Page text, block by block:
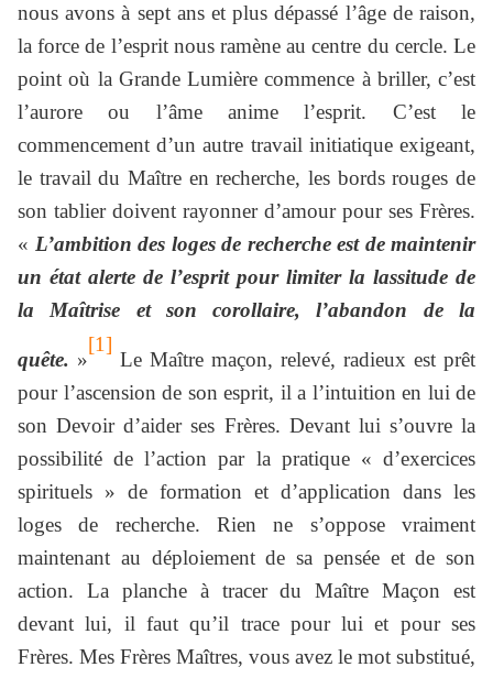
nous avons à sept ans et plus dépassé l’âge de raison,
la force de l’esprit nous ramène au centre du cercle. Le
point où la Grande Lumière commence à briller, c’est
l’aurore ou l’âme anime l’esprit. C’est le
commencement d’un autre travail initiatique exigeant,
le travail du Maître en recherche, les bords rouges de
son tablier doivent rayonner d’amour pour ses Frères.
« L’ambition des loges de recherche est de maintenir
un état alerte de l’esprit pour limiter la lassitude de
la Maîtrise et son corollaire, l’abandon de la
quête. »
[1]
Le Maître maçon, relevé, radieux est prêt
pour l’ascension de son esprit, il a l’intuition en lui de
son Devoir d’aider ses Frères. Devant lui s’ouvre la
possibilité de l’action par la pratique « d’exercices
spirituels » de formation et d’application dans les
loges de recherche. Rien ne s’oppose vraiment
maintenant au déploiement de sa pensée et de son
action. La planche à tracer du Maître Maçon est
devant lui, il faut qu’il trace pour lui et pour ses
Frères. Mes Frères Maîtres, vous avez le mot substitué,